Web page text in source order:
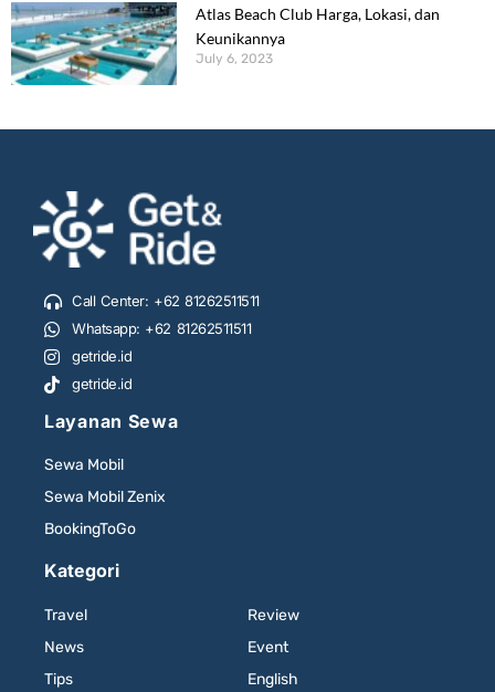
Atlas Beach Club Harga, Lokasi, dan
Keunikannya
July 6, 2023
Call Center: +62 81262511511
Whatsapp: +62 81262511511
getride.id
getride.id
Layanan Sewa
Sewa Mobil
Sewa Mobil Zenix
BookingToGo
Kategori
Travel
News
Tips
Review
Event
English